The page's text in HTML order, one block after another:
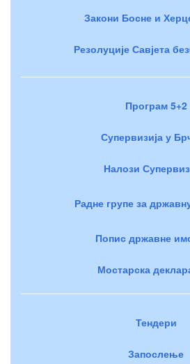
Закони Босне и
Резолуције Савјета
Програм 5+2
Супервизија у
Налози
Радне групе за
Попис државне
Мостарска
Тендери
Запослење